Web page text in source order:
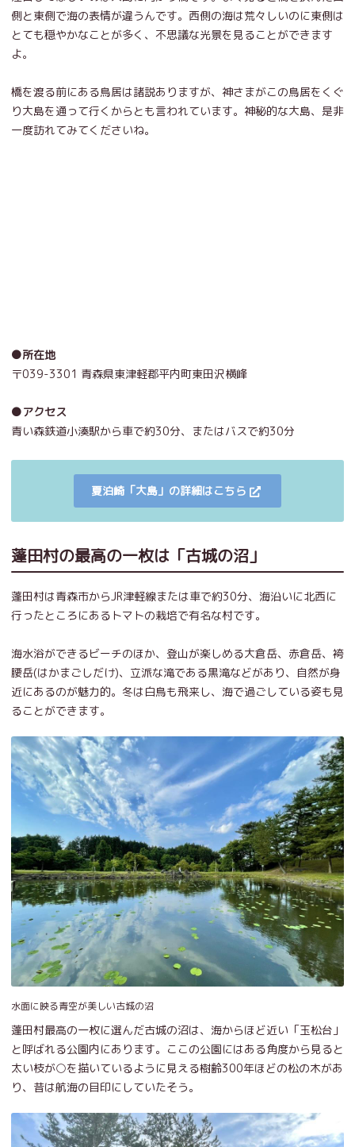
側と東側で海の表情が違うんです。西側の海は荒々しいのに東側は
とても穏やかなことが多く、不思議な光景を見ることができます
よ。
橋を渡る前にある鳥居は諸説ありますが、神さまがこの鳥居をくぐ
り大島を通って行くからとも言われています。神秘的な大島、是非
一度訪れてみてくださいね。
●所在地
〒039-3301 青森県東津軽郡平内町東田沢横峰
●アクセス
青い森鉄道小湊駅から車で約30分、
またはバスで約30分
夏泊崎「大島」の詳細はこちら
蓬田村の最高の一枚は「古城の沼」
蓬田村は青森市からJR津軽線または車で約30分、海沿いに北西に
行ったところにあるトマトの栽培で有名な村です。
海水浴ができるビーチのほか、登山が楽しめる大倉岳、赤倉岳、袴
腰岳(はかまごしだけ)、立派な滝である黒滝などがあり、自然が身
近にあるのが魅力的。冬は白鳥も飛来し、海で過ごしている姿も見
ることができます。
水面に映る青空が美しい古城の沼
蓬田村最高の一枚に選んだ古城の沼は、海からほど近い「玉松台」
と呼ばれる公園内にあります。ここの公園にはある角度から見ると
太い枝が○を描いているように見える樹齢300年ほどの松の木があ
り、昔は航海の目印にしていたそう。